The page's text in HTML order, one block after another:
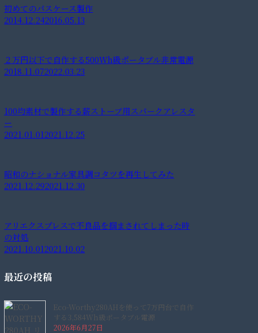
初めてのパスケース製作
2014.12.242016.05.13
２万円以下で自作する500Wh級ポータブル非常電源
2018.11.072022.03.23
100均素材で製作する薪ストーブ用スパークアレスタ
ー
2021.01.012021.12.25
昭和のナショナル家具調コタツを再生してみた
2021.12.292021.12.30
アリエクスプレスで不良品を掴まされてしまった時
の対処
2021.10.012021.10.02
最近の投稿
Eco-Worthy280AHを使って7万円台で自作
する3,584Wh級ポータブル電源
2026年6月27日